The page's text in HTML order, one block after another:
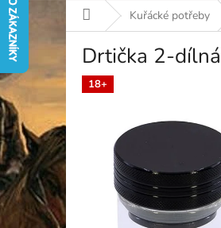
Domů Kuřácké potřeby
Drtička 2-
18+